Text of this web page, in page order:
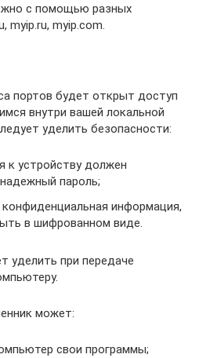
с помощью разных
myip.ru, myip.com.
портов будет открыт доступ
внутри вашей локальной
уделить безопасности:
к устройству должен
пароль;
конфиденциальная информация,
в шифрованном виде.
уделить при передаче
может:
свои программы;